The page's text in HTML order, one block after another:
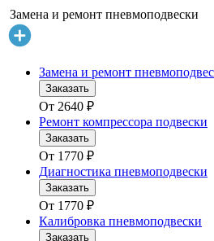
Замена и ремонт пневмоподвески
Замена и ремонт
Заказать
От 2640 ₽
Ремонт компрессора подвески
Заказать
От 1770 ₽
Диагностика пневмоподвески
Заказать
От 1770 ₽
Калибровка пневмоподвески
Заказать